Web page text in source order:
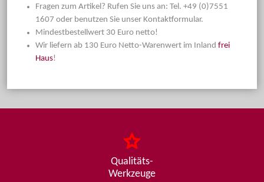
Fragen zum Artikel? Rufen Sie uns an: Tel. +49 (0)7551
1607 oder benutzen Sie unser Kontaktformular.
Mindestbestellwert 30 Euro netto!
Wir liefern ab 130 Euro Netto-Warenwert im Inland frei
Haus!
Qualitäts-
Werkzeuge